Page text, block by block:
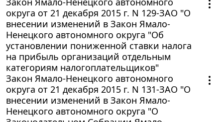
округа от 21 декабря 2015 г. N 129-ЗАО "О
внесении изменений в Закон Ямало-
Ненецкого автономного округа "Об
установлении пониженной ставки налога
на прибыль организаций отдельным
категориям налогоплательщиков"
Закон Ямало-Ненецкого автономного
округа от 21 декабря 2015 г. N 131-ЗАО "О
внесении изменений в Закон Ямало-
Ненецкого автономного округа "О